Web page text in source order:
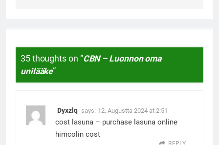
35 thoughts on “CBN – Luonnon oma
unilääke”
Dyxzlq says: 12. Augustta 2024 at 2:51
cost lasuna – purchase lasuna online
himcolin cost